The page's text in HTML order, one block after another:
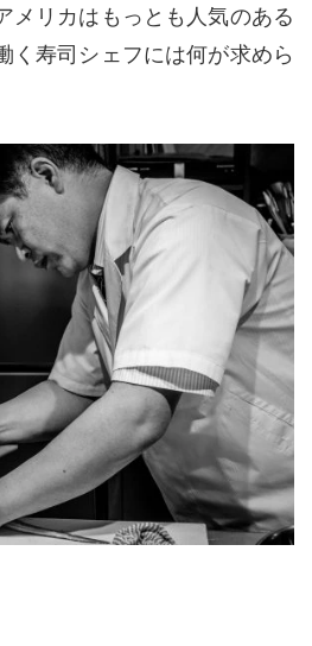
メリカはもっとも人気のある
く寿司シェフには何が求めら